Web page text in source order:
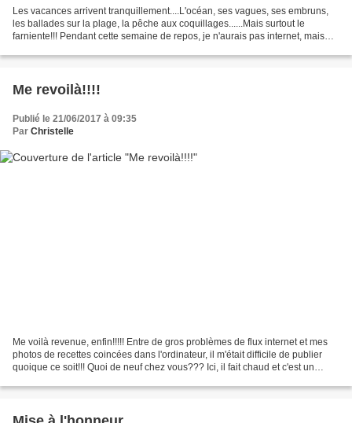
Les vacances arrivent tranquillement....L'océan, ses vagues, ses embruns,
les ballades sur la plage, la pêche aux coquillages......Mais surtout le
farniente!!! Pendant cette semaine de repos, je n'aurais pas internet, mais
Me revoilà!!!!
Publié le 21/06/2017 à 09:35
Par Christelle
Me voilà revenue, enfin!!!!! Entre de gros problèmes de flux internet et mes
photos de recettes coincées dans l'ordinateur, il m'était difficile de publier
quoique ce soit!!! Quoi de neuf chez vous??? Ici, il fait chaud et c'est un